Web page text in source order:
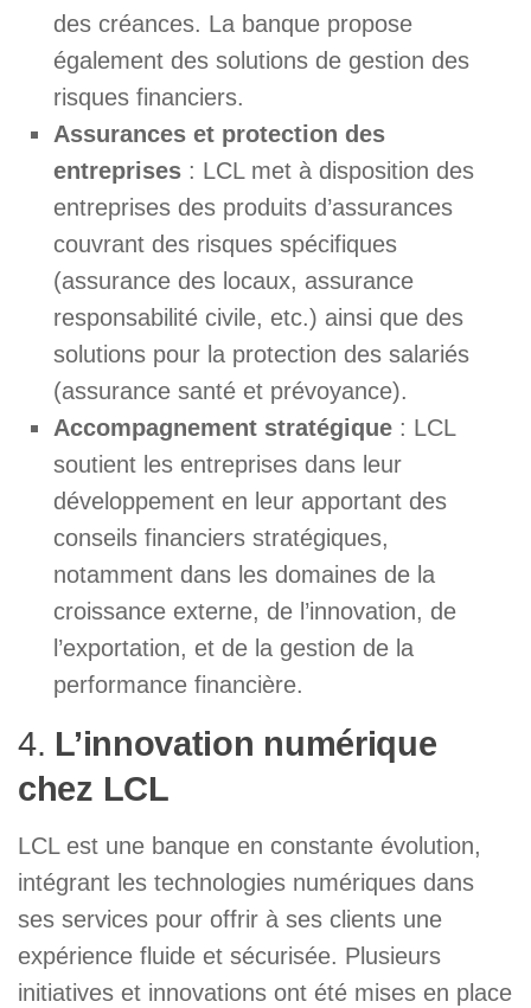
des créances. La banque propose
également des solutions de gestion des
risques financiers.
Assurances et protection des
entreprises : LCL met à disposition des
entreprises des produits d’assurances
couvrant des risques spécifiques
(assurance des locaux, assurance
responsabilité civile, etc.) ainsi que des
solutions pour la protection des salariés
(assurance santé et prévoyance).
Accompagnement stratégique : LCL
soutient les entreprises dans leur
développement en leur apportant des
conseils financiers stratégiques,
notamment dans les domaines de la
croissance externe, de l’innovation, de
l’exportation, et de la gestion de la
performance financière.
4. L’innovation numérique
chez LCL
LCL est une banque en constante évolution,
intégrant les technologies numériques dans
ses services pour offrir à ses clients une
expérience fluide et sécurisée. Plusieurs
initiatives et innovations ont été mises en place